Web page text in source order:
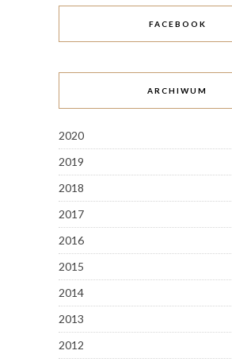
FACEBOOK
ARCHIWUM
2020
2019
2018
2017
2016
2015
2014
2013
2012